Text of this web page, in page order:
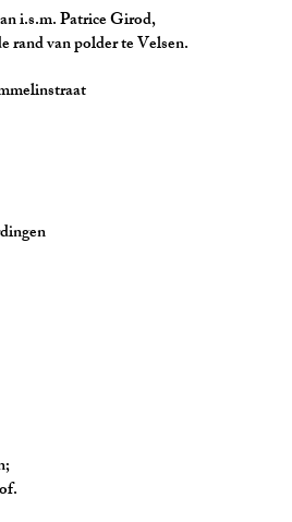
Patrice Girod,
polder te Velsen.